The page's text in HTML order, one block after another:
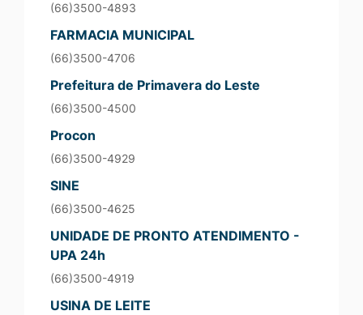
(66)3500-4893
FARMACIA MUNICIPAL
(66)3500-4706
Prefeitura de Primavera do Leste
(66)3500-4500
Procon
(66)3500-4929
SINE
(66)3500-4625
UNIDADE DE PRONTO ATENDIMENTO -
UPA 24h
(66)3500-4919
USINA DE LEITE